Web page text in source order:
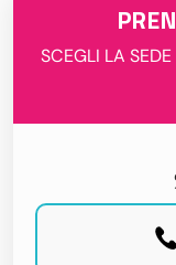
SCEGLI LA